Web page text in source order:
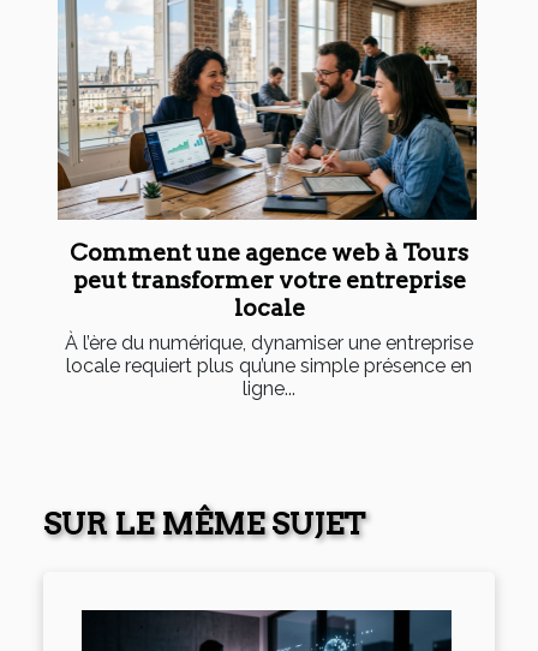
Comment une agence web à Tours
peut transformer votre entreprise
locale
À l’ère du numérique, dynamiser une entreprise
locale requiert plus qu’une simple présence en
ligne...
SUR LE MÊME SUJET